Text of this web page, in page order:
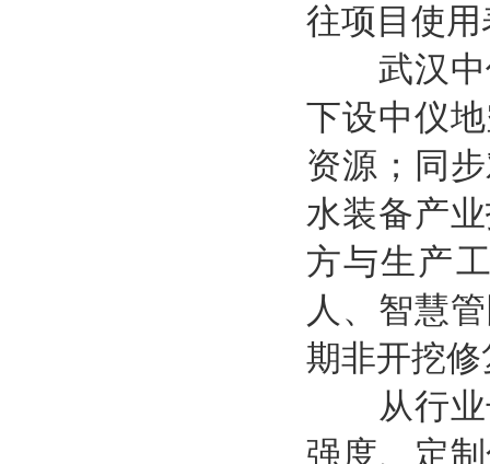
往项目使
武汉中仪
下设中仪
资源；同
水装备产
方与生产
人、智慧
期非开挖
从行业长
强度、定